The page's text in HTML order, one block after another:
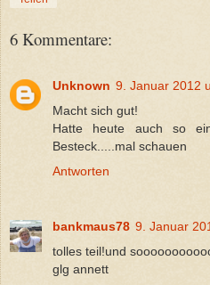
6 Kommentare:
Unknown 9. Januar 2012
Macht sich gut!
Hatte heute auch so
Besteck.....mal schauen
Antworten
bankmaus78 9. Januar
tolles teil!und
glg annett